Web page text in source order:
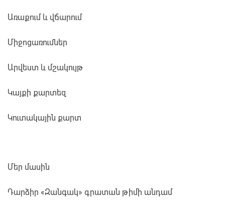
Առաքում և վճարում
Միջոցառումներ
Արվեստ և մշակույթ
Կայքի քարտեզ
Կուտակային քարտ
Մեր մասին
Դարձիր «Զանգակ» գրատան թիմի անդամ